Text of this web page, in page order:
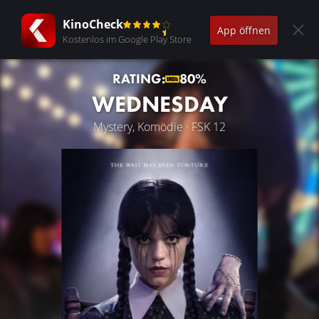
KinoCheck
Kostenlos im Google Play Store
App öffnen
RATING: 80%
WEDNESDAY
Mystery, Komödie · FSK 12